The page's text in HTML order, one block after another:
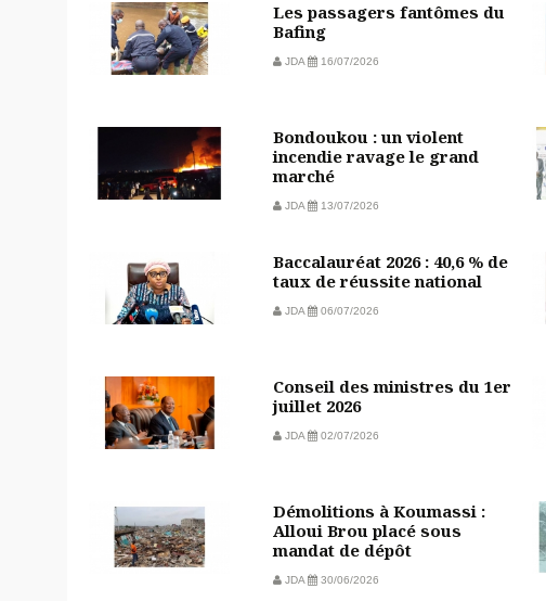
Les passagers fantômes du
Bafing
JDA 16/07/2026
Bondoukou : un violent
incendie ravage le grand
marché
JDA 13/07/2026
Baccalauréat 2026 : 40,6 % de
taux de réussite national
JDA 06/07/2026
Conseil des ministres du 1er
juillet 2026
JDA 02/07/2026
Démolitions à Koumassi :
Alloui Brou placé sous
mandat de dépôt
JDA 30/06/2026